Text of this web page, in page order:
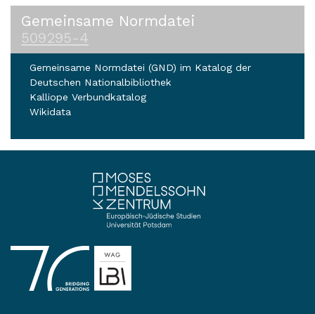
Gemeinsame Normdatei
509295-4
Gemeinsame Normdatei (GND) im Katalog der
Deutschen Nationalbibliothek
Kalliope Verbundkatalog
Wikidata